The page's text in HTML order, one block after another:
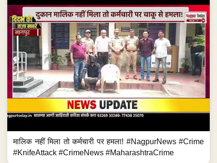
मालिक नहीं मिला तो कर्मचारी पर हमला! #NagpurNews #Crime
#KnifeAttack #CrimeNews #MaharashtraCrime